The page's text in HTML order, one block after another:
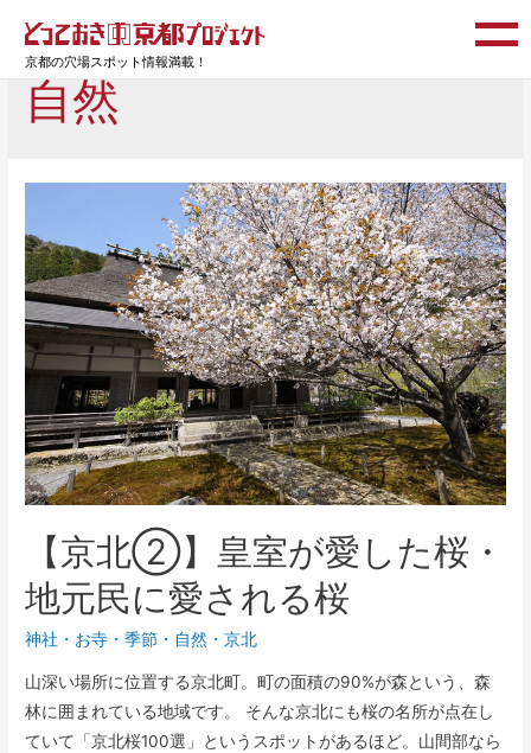
京都の穴場スポット情報満載！
自然
【京北②】皇室が愛した桜・
地元民に愛される桜
神社・お寺 ・季節 ・ 自然 ・京北
山深い場所に位置する京北町。町の面積の90%が森という、森
林に囲まれている地域です。 そんな京北にも桜の名所が点在し
ていて「京北桜100選」というスポットがあるほど。山間部なら